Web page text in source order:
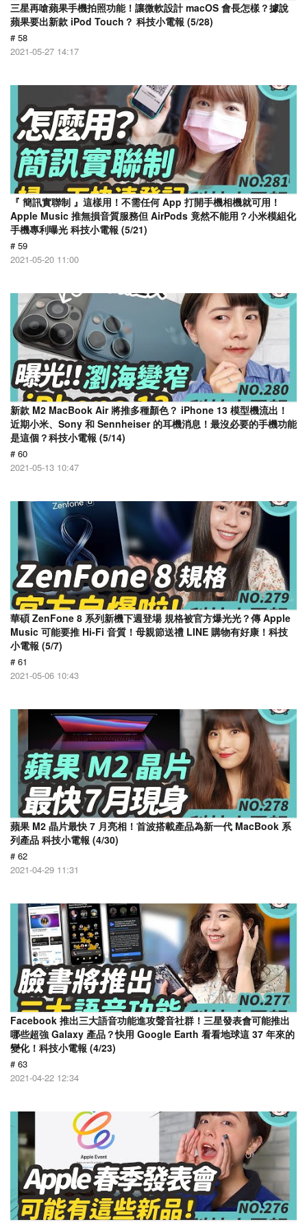
三星再嗆蘋果手機拍照功能！讓微軟設計 macOS 會長怎樣？據說
蘋果要出新款 iPod Touch？ 科技小電報 (5/28)
# 58
2021-05-27 14:17
『 簡訊實聯制 』這樣用！不需任何 App 打開手機相機就可用！
Apple Music 推無損音質服務但 AirPods 竟然不能用？小米模組化
手機專利曝光 科技小電報 (5/21)
# 59
2021-05-20 11:00
新款 M2 MacBook Air 將推多種顏色？ iPhone 13 模型機流出！
近期小米、Sony 和 Sennheiser 的耳機消息！最沒必要的手機功能
是這個？科技小電報 (5/14)
# 60
2021-05-13 10:47
華碩 ZenFone 8 系列新機下週登場 規格被官方爆光光？傳 Apple
Music 可能要推 Hi-Fi 音質！母親節送禮 LINE 購物有好康！科技
小電報 (5/7)
# 61
2021-05-06 10:43
蘋果 M2 晶片最快 7 月亮相！首波搭載產品為新一代 MacBook 系
列產品 科技小電報 (4/30)
# 62
2021-04-29 11:31
Facebook 推出三大語音功能進攻聲音社群！三星發表會可能推出
哪些超強 Galaxy 產品？快用 Google Earth 看看地球這 37 年來的
變化！科技小電報 (4/23)
# 63
2021-04-22 12:34